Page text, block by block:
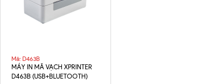
Mã: D463B
MÁY IN MÃ VẠCH XPRINTER
D463B (USB+BLUETOOTH)